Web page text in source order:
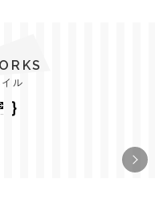
ル
｝